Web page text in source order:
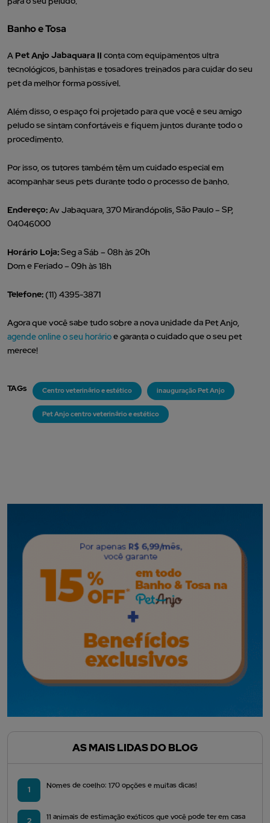
Banho e Tosa
A Pet Anjo Jabaquara II conta com equipamentos ultra
tecnológicos, banhistas e tosadores treinados para cuidar do seu
pet da melhor forma possível.
Além disso, o espaço foi projetado para que você e seu amigo
peludo se sintam confortáveis e fiquem juntos durante todo o
procedimento.
Por isso, os tutores também têm um cuidado especial em
acompanhar seus pets durante todo o processo de banho.
Endereço:Av Jabaquara, 370 Mirandópolis, São Paulo – SP,
04046000
Horário Loja:Seg a Sáb – 08h às 20h
Dom e Feriado – 09h às 18h
Telefone: (11) 4395-3871
Agora que você sabe tudo sobre a nova unidade da Pet Anjo,
agende online o seu horárioe garanta o cuidado que o seu pet
merece!
TAGs Centro veterinário e estético inauguração Pet Anjo
Pet Anjo centro veterinário e estético
AS MAIS LIDAS DO BLOG
1 Nomes de coelho: 170 opções e muitas dicas!
11 animais de estimação exóticos que você pode ter em casa